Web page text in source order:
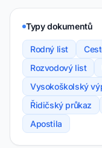
Typy dokumentů
Rodný list
Rozvodový list
Vysokoškolský
Řidičský průkaz
Apostila